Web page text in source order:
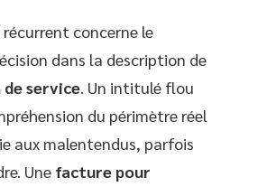
récurrent concerne le
dans la description de
service. Un intitulé flou
du périmètre réel
aux malentendus, parfois
Une facture pour